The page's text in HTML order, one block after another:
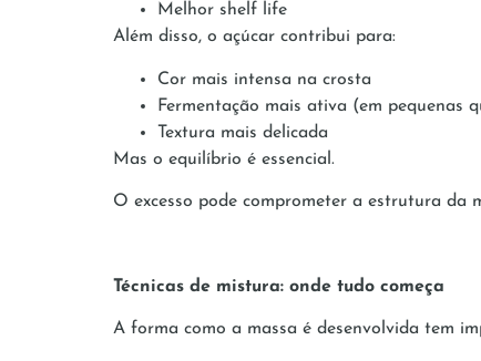
Melhor shelf life
Além disso, o açúcar contribui para:
Cor mais intensa na crosta
Fermentação mais ativa (em pequenas
Textura mais delicada
Mas o equilíbrio é essencial.
O excesso pode comprometer a estrutura da
Técnicas de mistura: onde tudo começa
A forma como a massa é desenvolvida tem